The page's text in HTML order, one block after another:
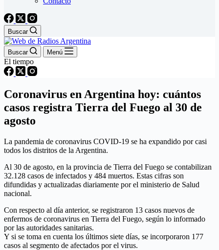
Buscar
Buscar Menú
El tiempo
Coronavirus en Argentina hoy: cuántos
casos registra Tierra del Fuego al 30 de
agosto
La pandemia de coronavirus COVID-19 se ha expandido por casi
todos los distritos de la Argentina.
Al 30 de agosto, en la provincia de Tierra del Fuego se contabilizan
32.128 casos de infectados y 484 muertos. Estas cifras son
difundidas y actualizadas diariamente por el ministerio de Salud
nacional.
Con respecto al día anterior, se registraron 13 casos nuevos de
enfermos de coronavirus en Tierra del Fuego, según lo informado
por las autoridades sanitarias.
Y si se toma en cuenta los últimos siete días, se incorporaron 177
casos al segmento de afectados por el virus.